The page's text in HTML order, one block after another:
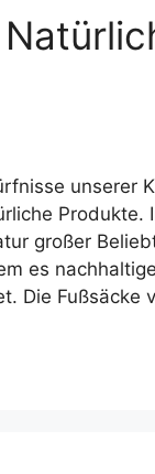
unserer
Produkte.
großer
es
Die